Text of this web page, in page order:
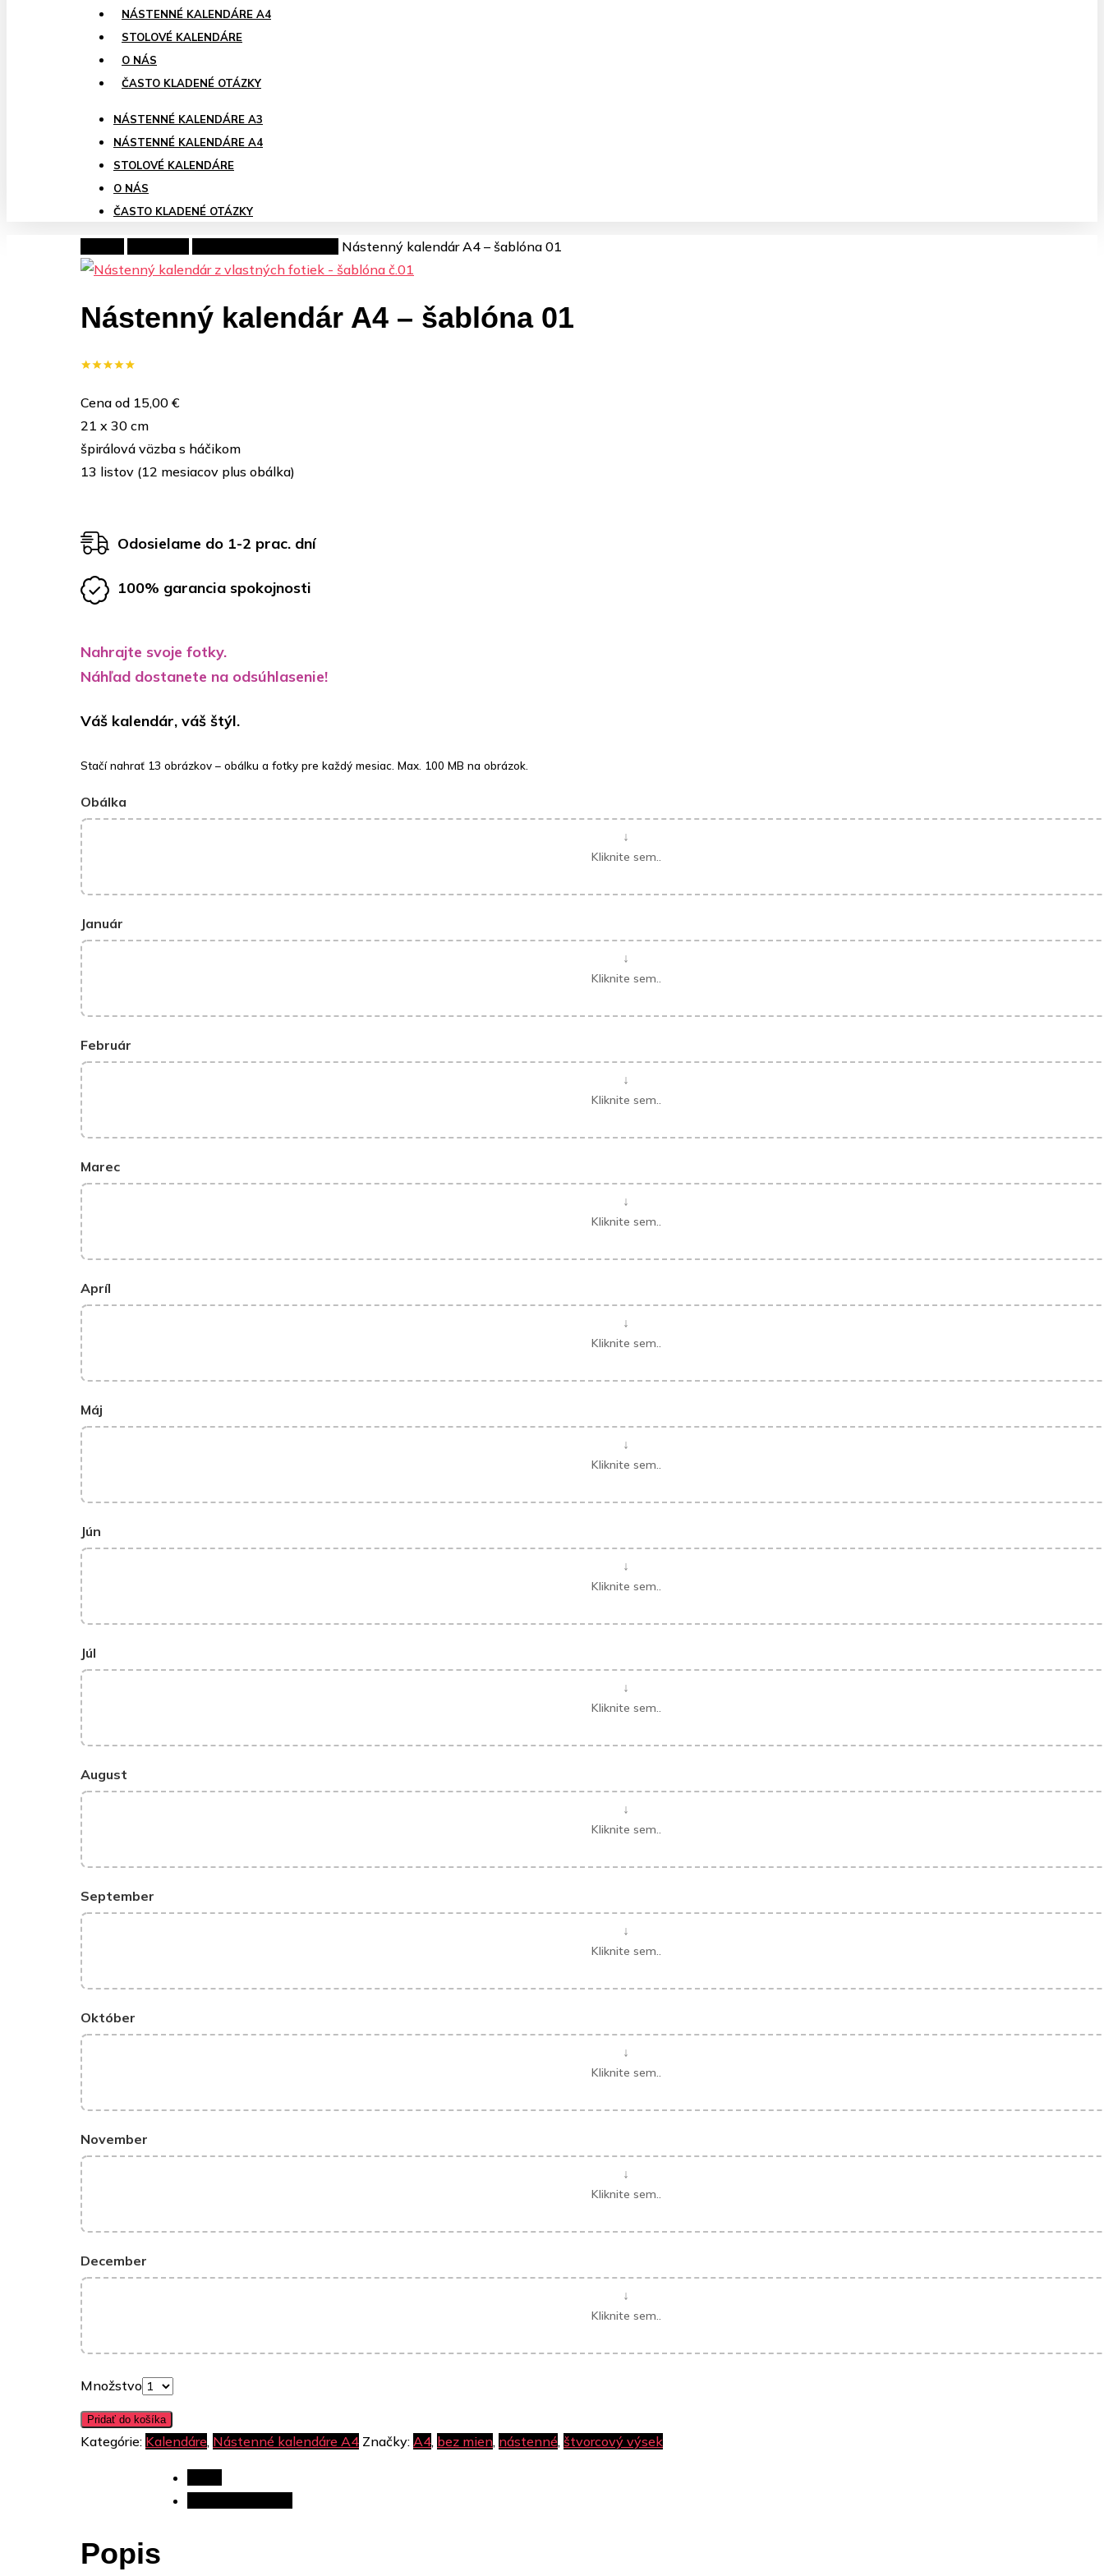
NÁSTENNÉ KALENDÁRE A4
STOLOVÉ KALENDÁRE
O NÁS
ČASTO KLADENÉ OTÁZKY
NÁSTENNÉ KALENDÁRE A3
NÁSTENNÉ KALENDÁRE A4
STOLOVÉ KALENDÁRE
O NÁS
ČASTO KLADENÉ OTÁZKY
Nástenný kalendár A4 – šablóna 01
Nástenný kalendár A4 – šablóna 01
Cena od 15,00 €
21 x 30 cm
špirálová väzba s háčikom
13 listov (12 mesiacov plus obálka)
Odosielame do 1-2 prac. dní
100% garancia spokojnosti
Nahrajte svoje fotky.
Náhľad dostanete na odsúhlasenie!
Váš kalendár, váš štýl.
Stačí nahrať 13 obrázkov – obálku a fotky pre každý mesiac. Max. 100 MB na obrázok.
Obálka
Január
Február
Marec
Apríl
Máj
Jún
Júl
August
September
Október
November
December
Množstvo
Pridať do košíka
Kategórie: Kalendáre, Nástenné kalendáre A4 Značky: A4, bez mien, nástenné, štvorcový výsek
Popis